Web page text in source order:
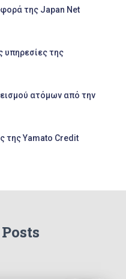
της Japan Net
υπηρεσίες της
ατόμων από την
της Yamato Credit